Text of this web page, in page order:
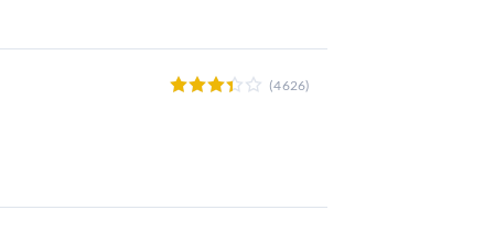
(4626)